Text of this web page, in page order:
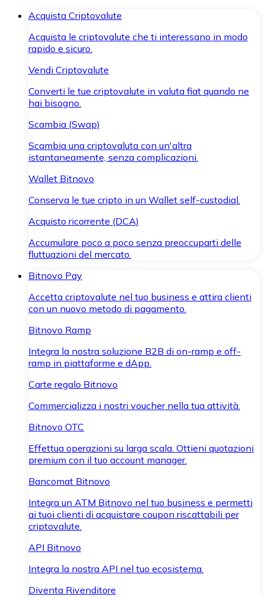
Acquista Criptovalute
Acquista le criptovalute che ti interessano in modo
rapido e sicuro.
Vendi Criptovalute
Converti le tue criptovalute in valuta fiat quando ne
hai bisogno.
Scambia (Swap)
Scambia una criptovaluta con un'altra
istantaneamente, senza complicazioni.
Wallet Bitnovo
Conserva le tue cripto in un Wallet self-custodial.
Acquisto ricorrente (DCA)
Accumulare poco a poco senza preoccuparti delle
fluttuazioni del mercato.
Bitnovo Pay
Accetta criptovalute nel tuo business e attira clienti
con un nuovo metodo di pagamento.
Bitnovo Ramp
Integra la nostra soluzione B2B di on-ramp e off-
ramp in piattaforme e dApp.
Carte regalo Bitnovo
Commercializza i nostri voucher nella tua attività.
Bitnovo OTC
Effettua operazioni su larga scala. Ottieni quotazioni
premium con il tuo account manager.
Bancomat Bitnovo
Integra un ATM Bitnovo nel tuo business e permetti
ai tuoi clienti di acquistare coupon riscattabili per
criptovalute.
API Bitnovo
Integra la nostra API nel tuo ecosistema.
Diventa Rivenditore